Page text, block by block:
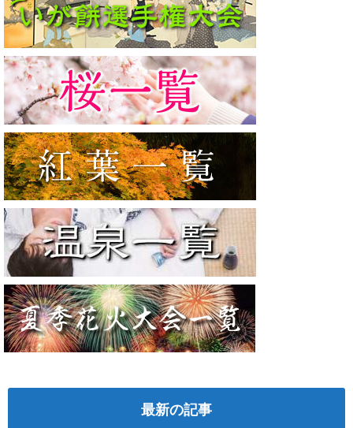
最新の記事